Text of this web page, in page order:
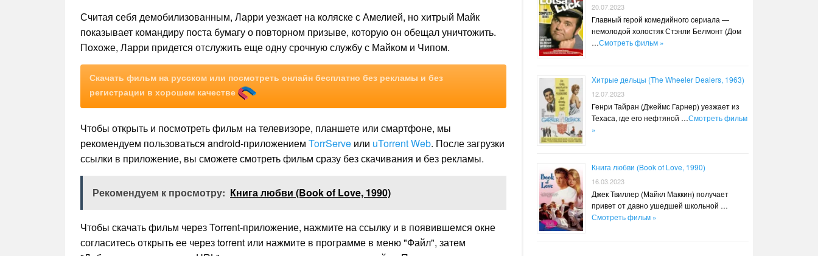
Считая себя демобилизованным, Ларри уезжает на коляске с Амелией, но хитрый Майк
показывает командиру поста бумагу о повторном призыве, которую он обещал уничтожить.
Похоже, Ларри придется отслужить еще одну срочную службу с Майком и Чипом.
Скачать фильм на русском или посмотреть онлайн бесплатно без рекламы и без
регистрации в хорошем качестве
Чтобы открыть и посмотреть фильм на телевизоре, планшете или смартфоне, мы
рекомендуем пользоваться android-приложением TorrServe или uTorrent Web. После загрузки
ссылки в приложение, вы сможете смотреть фильм сразу без скачивания и без рекламы.
Рекомендуем к просмотру: Книга любви (Book of Love, 1990)
Чтобы скачать фильм через Torrent-приложение, нажмите на ссылку и в появившемся окне
согласитесь открыть ее через torrent или нажмите в программе в меню "Файл", затем
20.07.2023
Главный герой комедийного сериала —
немолодой холостяк Стэнли Белмонт (Дом
…Смотреть фильм »
Хитрые дельцы (The Wheeler Dealers, 1963)
12.07.2023
Генри Тайран (Джеймс Гарнер) уезжает из
Техаса, где его нефтяной …Смотреть фильм
»
Книга любви (Book of Love, 1990)
16.03.2023
Джек Твиллер (Майкл Маккин) получает
привет от давно ушедшей школьной …
Смотреть фильм »